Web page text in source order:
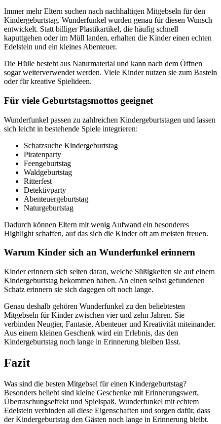
Immer mehr Eltern suchen nach nachhaltigen Mitgebseln für den
Kindergeburtstag. Wunderfunkel wurden genau für diesen Wunsch
entwickelt. Statt billiger Plastikartikel, die häufig schnell
kaputtgehen oder im Müll landen, erhalten die Kinder einen echten
Edelstein und ein kleines Abenteuer.
Die Hülle besteht aus Naturmaterial und kann nach dem Öffnen
sogar weiterverwendet werden. Viele Kinder nutzen sie zum Basteln
oder für kreative Spielideen.
Für viele Geburtstagsmottos geeignet
Wunderfunkel passen zu zahlreichen Kindergeburtstagen und lassen
sich leicht in bestehende Spiele integrieren:
Schatzsuche Kindergeburtstag
Piratenparty
Feengeburtstag
Waldgeburtstag
Ritterfest
Detektivparty
Abenteuergeburtstag
Naturgeburtstag
Dadurch können Eltern mit wenig Aufwand ein besonderes
Highlight schaffen, auf das sich die Kinder oft am meisten freuen.
Warum Kinder sich an Wunderfunkel erinnern
Kinder erinnern sich selten daran, welche Süßigkeiten sie auf einem
Kindergeburtstag bekommen haben. An einen selbst gefundenen
Schatz erinnern sie sich dagegen oft noch lange.
Genau deshalb gehören Wunderfunkel zu den beliebtesten
Mitgebseln für Kinder zwischen vier und zehn Jahren. Sie
verbinden Neugier, Fantasie, Abenteuer und Kreativität miteinander.
Aus einem kleinen Geschenk wird ein Erlebnis, das den
Kindergeburtstag noch lange in Erinnerung bleiben lässt.
Fazit
Was sind die besten Mitgebsel für einen Kindergeburtstag?
Besonders beliebt sind kleine Geschenke mit Erinnerungswert,
Überraschungseffekt und Spielspaß. Wunderfunkel mit echtem
Edelstein verbinden all diese Eigenschaften und sorgen dafür, dass
der Kindergeburtstag den Gästen noch lange in Erinnerung bleibt.